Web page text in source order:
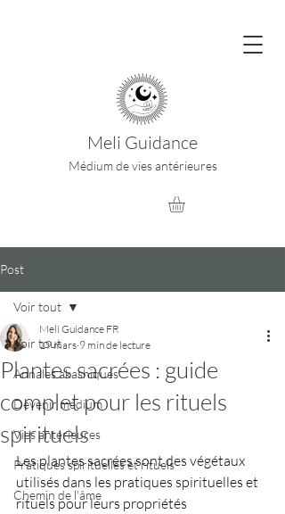
Meli Guidance
Médium de vies antérieures
Post
Voir tout
Annales akashiques
Devenir médium
Vies antérieures
Pratiques spirituelles et rituels
Chemin de l'âme
Voir tout
Plantes sacrées : guide
complet pour les rituels
spirituels
Meli Guidance FR
19 mars 9 min de lecture
Les plantes sacrées sont des végétaux
utilisés dans les pratiques spirituelles et
rituels pour leurs propriétés